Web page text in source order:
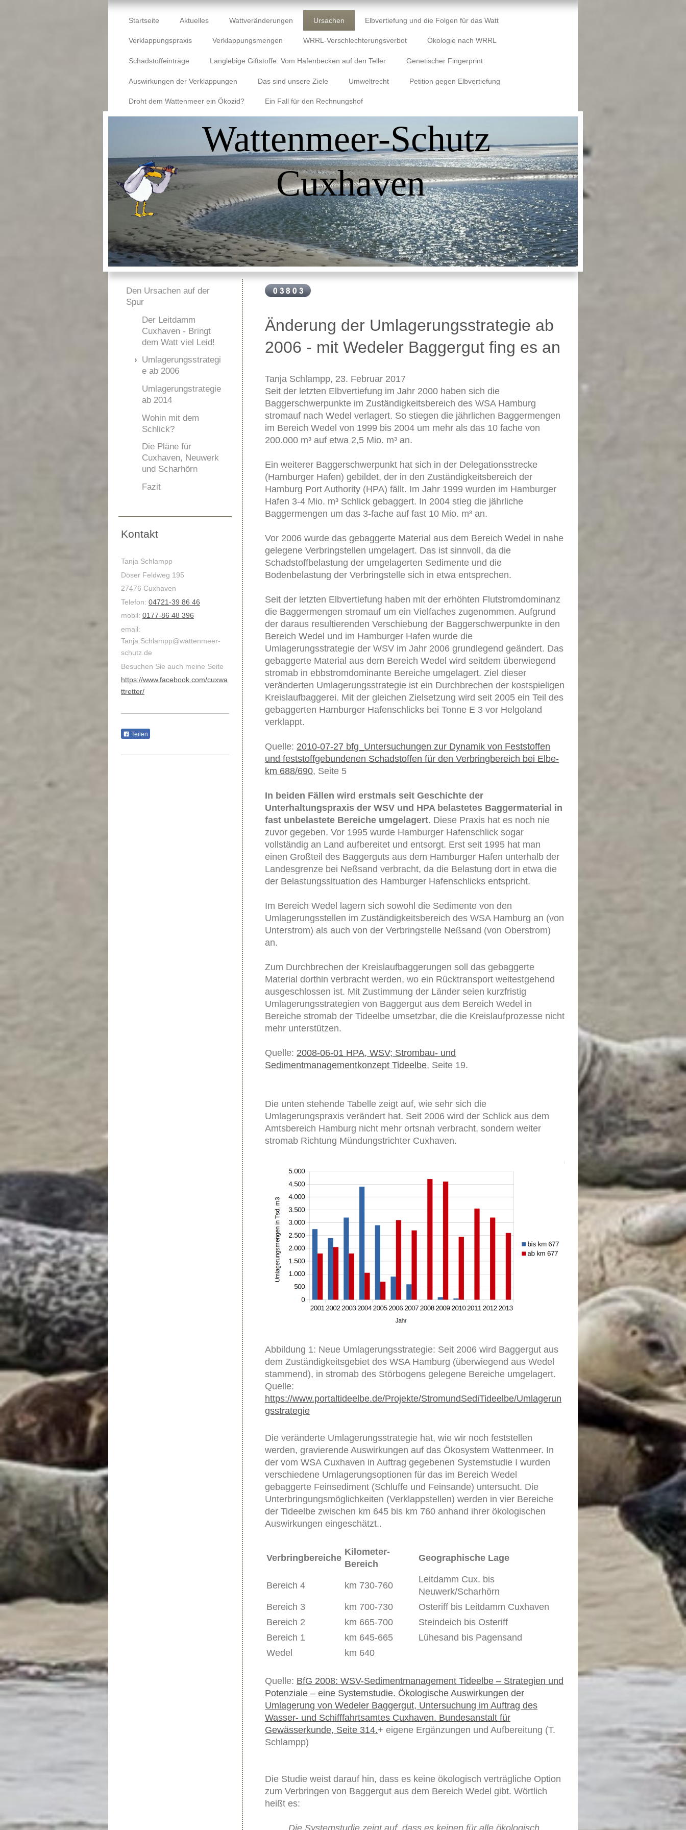
Startseite Aktuelles Wattveränderungen Ursachen Elbvertiefung und die Folgen für das Watt
Verklappungspraxis Verklappungsmengen WRRL-Verschlechterungsverbot Ökologie nach WRRL
Schadstoffeinträge Langlebige Giftstoffe: Vom Hafenbecken auf den Teller Genetischer Fingerprint
Auswirkungen der Verklappungen Das sind unsere Ziele Umweltrecht Petition gegen Elbvertiefung
Droht dem Wattenmeer ein Ökozid? Ein Fall für den Rechnungshof
Wattenmeer-Schutz
Cuxhaven
Änderung der Umlagerungsstrategie ab
2006 - mit Wedeler Baggergut fing es an
Tanja Schlampp, 23. Februar 2017
Seit der letzten Elbvertiefung im Jahr 2000 haben sich die
Baggerschwerpunkte im Zuständigkeitsbereich des WSA Hamburg
stromauf nach Wedel verlagert. So stiegen die jährlichen Baggermengen
im Bereich Wedel von 1999 bis 2004 um mehr als das 10 fache von
200.000 m³ auf etwa 2,5 Mio. m³ an.
Ein weiterer Baggerschwerpunkt hat sich in der Delegationsstrecke
(Hamburger Hafen) gebildet, der in den Zuständigkeitsbereich der
Hamburg Port Authority (HPA) fällt. Im Jahr 1999 wurden im Hamburger
Hafen 3-4 Mio. m³ Schlick gebaggert. In 2004 stieg die jährliche
Baggermengen um das 3-fache auf fast 10 Mio. m³ an.
Vor 2006 wurde das gebaggerte Material aus dem Bereich Wedel in nahe
gelegene Verbringstellen umgelagert. Das ist sinnvoll, da die
Schadstoffbelastung der umgelagerten Sedimente und die
Bodenbelastung der Verbringstelle sich in etwa entsprechen.
Seit der letzten Elbvertiefung haben mit der erhöhten Flutstromdominanz
die Baggermengen stromauf um ein Vielfaches zugenommen. Aufgrund
der daraus resultierenden Verschiebung der Baggerschwerpunkte in den
Bereich Wedel und im Hamburger Hafen wurde die
Umlagerungsstrategie der WSV im Jahr 2006 grundlegend geändert. Das
gebaggerte Material aus dem Bereich Wedel wird seitdem überwiegend
stromab in ebbstromdominante Bereiche umgelagert. Ziel dieser
veränderten Umlagerungsstrategie ist ein Durchbrechen der kostspieligen
Kreislaufbaggerei. Mit der gleichen Zielsetzung wird seit 2005 ein Teil des
gebaggerten Hamburger Hafenschlicks bei Tonne E 3 vor Helgoland
verklappt.
Quelle: 2010-07-27 bfg_Untersuchungen zur Dynamik von Feststoffen
und feststoffgebundenen Schadstoffen für den Verbringbereich bei Elbe-
km 688/690, Seite 5
In beiden Fällen wird erstmals seit Geschichte der
Unterhaltungspraxis der WSV und HPA belastetes Baggermaterial in
fast unbelastete Bereiche umgelagert. Diese Praxis hat es noch nie
zuvor gegeben. Vor 1995 wurde Hamburger Hafenschlick sogar
vollständig an Land aufbereitet und entsorgt. Erst seit 1995 hat man
einen Großteil des Baggerguts aus dem Hamburger Hafen unterhalb der
Landesgrenze bei Neßsand verbracht, da die Belastung dort in etwa die
der Belastungssituation des Hamburger Hafenschlicks entspricht.
Im Bereich Wedel lagern sich sowohl die Sedimente von den
Umlagerungsstellen im Zuständigkeitsbereich des WSA Hamburg an (von
Unterstrom) als auch von der Verbringstelle Neßsand (von Oberstrom)
an.
Zum Durchbrechen der Kreislaufbaggerungen soll das gebaggerte
Material dorthin verbracht werden, wo ein Rücktransport weitestgehend
ausgeschlossen ist. Mit Zustimmung der Länder seien kurzfristig
Umlagerungsstrategien von Baggergut aus dem Bereich Wedel in
Bereiche stromab der Tideelbe umsetzbar, die die Kreislaufprozesse nicht
mehr unterstützen.
Quelle: 2008-06-01 HPA, WSV; Strombau- und
Sedimentmanagementkonzept Tideelbe, Seite 19.
Die unten stehende Tabelle zeigt auf, wie sehr sich die
Umlagerungspraxis verändert hat. Seit 2006 wird der Schlick aus dem
Amtsbereich Hamburg nicht mehr ortsnah verbracht, sondern weiter
stromab Richtung Mündungstrichter Cuxhaven.
Abbildung 1: Neue Umlagerungsstrategie: Seit 2006 wird Baggergut aus
dem Zuständigkeitsgebiet des WSA Hamburg (überwiegend aus Wedel
stammend), in stromab des Störbogens gelegene Bereiche umgelagert.
Quelle:
https://www.portaltideelbe.de/Projekte/StromundSediTideelbe/Umlagerun
gsstrategie
Die veränderte Umlagerungsstrategie hat, wie wir noch feststellen
werden, gravierende Auswirkungen auf das Ökosystem Wattenmeer. In
der vom WSA Cuxhaven in Auftrag gegebenen Systemstudie I wurden
verschiedene Umlagerungsoptionen für das im Bereich Wedel
gebaggerte Feinsediment (Schluffe und Feinsande) untersucht. Die
Unterbringungsmöglichkeiten (Verklappstellen) werden in vier Bereiche
der Tideelbe zwischen km 645 bis km 760 anhand ihrer ökologischen
Auswirkungen eingeschätzt..
Verbringbereiche
Kilometer-
Bereich
Geographische Lage
Bereich 4 km 730-760
Leitdamm Cux. bis
Neuwerk/Scharhörn
Bereich 3
km 700-730
Osteriff bis Leitdamm Cuxhaven
Bereich 2
km 665-700
Steindeich bis Osteriff
Bereich 1
km 645-665
Lühesand bis Pagensand
Wedel
km 640
Quelle: BfG 2008: WSV-Sedimentmanagement Tideelbe – Strategien und
Potenziale – eine Systemstudie. Ökologische Auswirkungen der
Umlagerung von Wedeler Baggergut, Untersuchung im Auftrag des
Wasser- und Schifffahrtsamtes Cuxhaven. Bundesanstalt für
Gewässerkunde, Seite 314.+ eigene Ergänzungen und Aufbereitung (T.
Schlampp)
Die Studie weist darauf hin, dass es keine ökologisch verträgliche Option
zum Verbringen von Baggergut aus dem Bereich Wedel gibt. Wörtlich
heißt es:
„Die Systemstudie zeigt auf, dass es keinen für alle ökologisch
Den Ursachen auf der
Spur
Der Leitdamm
Cuxhaven - Bringt
dem Watt viel Leid!
Umlagerungsstrategi
e ab 2006
Umlagerungstrategie
ab 2014
Wohin mit dem
Schlick?
Die Pläne für
Cuxhaven, Neuwerk
und Scharhörn
Fazit
Kontakt
Tanja Schlampp
Döser Feldweg 195
27476 Cuxhaven
Telefon: 04721-39 86 46
mobil: 0177-86 48 396
email:
Tanja.Schlampp@wattenmeer-
schutz.de
Besuchen Sie auch meine Seite
https://www.facebook.com/cuxwa
ttretter/
Teilen